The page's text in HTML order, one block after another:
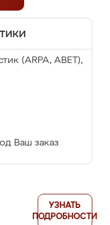
(ARPA, ABET),
Ваш заказ
УЗНАТЬ
ПОДРОБНОСТИ